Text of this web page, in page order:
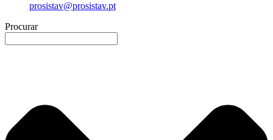
prosistav@prosistav.pt
Procurar